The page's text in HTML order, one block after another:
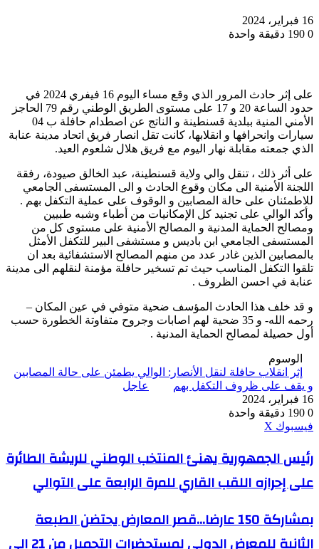
16 فبراير، 2024
0
دقيقة واحدة
على إثر حادث المرور الذي وقع مساء اليوم 16 فيفري 2024 في
حدود الساعة 20 و 17 على مستوى الطريق الوطني رقم 79 الحاجز
الأمني المنية ببلدية قسنطينة و الناتج عن اصطدام حافلة ب 04
سيارات وانحرافها و انقلابها، كانت تقل انصار فريق اتحاد مدينة عنابة
الذي جمعته مقابلة نهار اليوم مع فريق هلال شلعوم العيد.
على أثر ذلك ، تنقل والي ولاية قسنطينة، عبد الخالق صيودة، رفقة
اللجنة الأمنية الى مكان وقوع الحادث و الى المستسفى الجامعي
للاطمئنان على حالة المصابين و الوقوف على عملية التكفل بهم .
وأكد الوالي على تجنيد كل الإمكانيات من أطباء وشبه طبيين
ومصالح الحماية المدنية و المصالح الأمنية على مستوى كل من
المستسفى الجامعي ابن باديس و مستشفى البير للتكفل الأمثل
بالمصابين الذين غادر عدد من منهم المصالح الاستشفائية بعد ان
تلقوا التكفل المناسب حيث تم تسخير حافلة مؤمنة لنقلهم الى مدينة
عنابة في احسن الظروف .
و قد خلف هذا الحادث المؤسف ضحية متوفي في عين المكان –
رحمه الله- و 35 ضحية لهم اصابات وجروح متفاوتة الخطورة حسب
أول حصيلة لمصالح الحماية المدنية .
الوسوم
إثر انقلاب حافلة لنقل الأنصار: الوالي يطمئن على حالة المصابين
و يقف على ظروف التكفل بهم
عاجل
16 فبراير، 2024
0
دقيقة واحدة
فيسبوك ‫X
رئيس
الجمهورية
يهنئ
المنتخب
للريشة
الطائرة
رئيس الجمهورية يهنئ المنتخب الوطني للريشة الطائرة
على إحرازه اللقب القاري للمرة الرابعة على التوالي
بمشاركة
150
عارضا...قصر
بمشاركة 150 عارضا...قصر المعارض يحتضن الطبعة